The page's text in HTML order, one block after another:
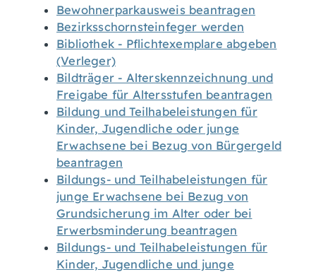
Bewohnerparkausweis beantragen
Bezirksschornsteinfeger werden
Bibliothek - Pflichtexemplare abgeben
(Verleger)
Bildträger - Alterskennzeichnung und
Freigabe für Altersstufen beantragen
Bildung und Teilhabeleistungen für
Kinder, Jugendliche oder junge
Erwachsene bei Bezug von Bürgergeld
beantragen
Bildungs- und Teilhabeleistungen für
junge Erwachsene bei Bezug von
Grundsicherung im Alter oder bei
Erwerbsminderung beantragen
Bildungs- und Teilhabeleistungen für
Kinder, Jugendliche und junge